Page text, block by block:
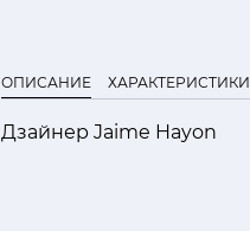
ОПИСАНИЕ ХАРАКТЕРИСТИКИ
Дзайнер Jaime Hayon